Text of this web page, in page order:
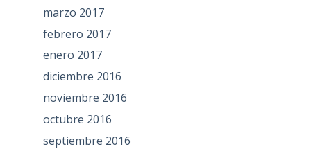
marzo 2017
febrero 2017
enero 2017
diciembre 2016
noviembre 2016
octubre 2016
septiembre 2016